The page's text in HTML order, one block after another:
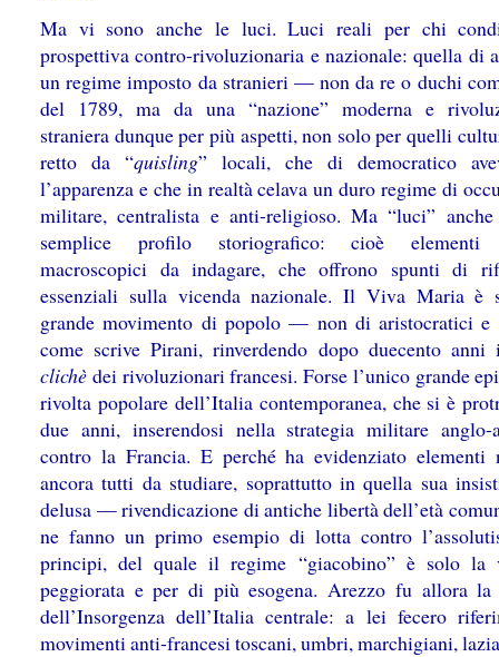
Ma vi sono anche le luci. Luci reali per chi
prospettiva contro-rivoluzionaria e nazionale: quella di
un regime imposto da stranieri — non da re o duchi
del 1789, ma da una “nazione” moderna e
straniera dunque per più aspetti, non solo per quelli
retto da “quisling” locali, che di democratico
l’apparenza e che in realtà celava un duro regime di
militare, centralista e anti-religioso. Ma “luci”
semplice profilo storiografico: cioè elementi
macroscopici da indagare, che offrono spunti di
essenziali sulla vicenda nazionale. Il Viva Maria è
grande movimento di popolo — non di aristocratici e
come scrive Pirani, rinverdendo dopo duecento
clichè dei rivoluzionari francesi. Forse l’unico grande
rivolta popolare dell’Italia contemporanea, che si è
due anni, inserendosi nella strategia militare anglo-
contro la Francia. E perché ha evidenziato elementi
ancora tutti da studiare, soprattutto in quella sua
delusa — rivendicazione di antiche libertà dell’età
ne fanno un primo esempio di lotta contro
principi, del quale il regime “giacobino” è solo la
peggiorata e per di più esogena. Arezzo fu allora la
dell’Insorgenza dell’Italia centrale: a lei fecero
movimenti anti-francesi toscani, umbri, marchigiani,